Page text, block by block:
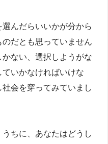
んだらいいかが分から
だとも思っていません
ない、選択しようがな
いかなければいけな
会を穿ってみていまし
ちに、あなたはどうし